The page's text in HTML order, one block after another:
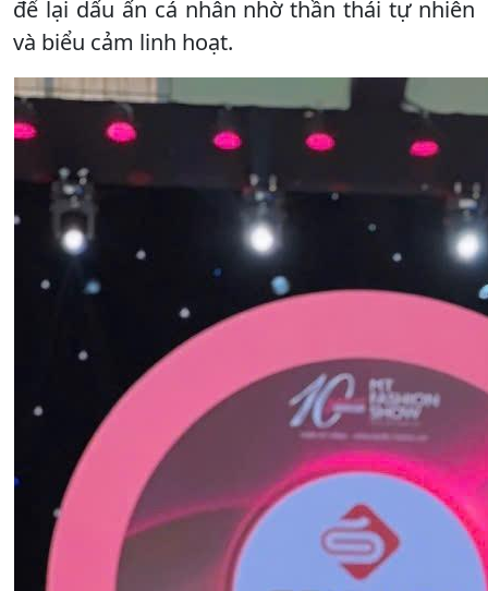
để lại dấu ấn cá nhân nhờ thần thái tự nhiên
và biểu cảm linh hoạt.